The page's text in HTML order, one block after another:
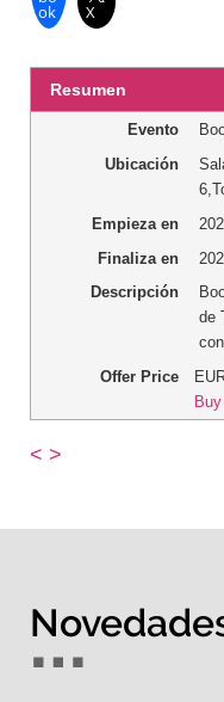
ok X
Resumen
Evento
Ubicación
6,
Empieza en
Finaliza en
Descripción
de
Offer Price
< >